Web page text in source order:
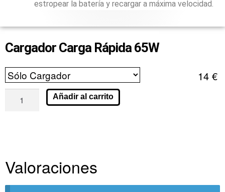
estropear la batería y recargar a máxima velocidad.
Cargador Carga Rápida 65W
14 €
Añadir al carrito
Valoraciones